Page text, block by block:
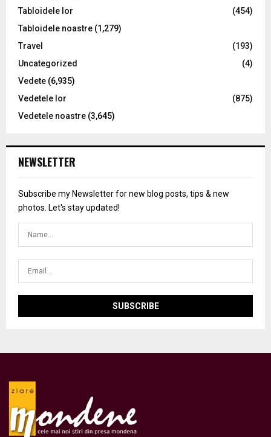
Tabloidele lor
(454)
Tabloidele noastre (1,279)
Travel
(193)
Uncategorized
(4)
Vedete (6,935)
Vedetele lor
(875)
Vedetele noastre (3,645)
NEWSLETTER
Subscribe my Newsletter for new blog posts, tips & new
photos. Let's stay updated!